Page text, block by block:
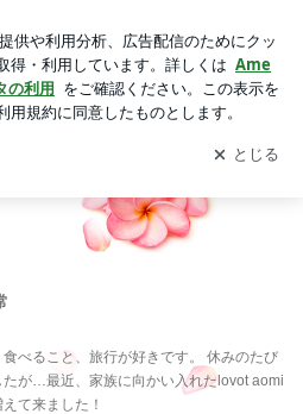
ブログの更新通知
を受け取りまし
開く
べること、旅行が好きです。 休みのたび
が…最近、家族に向かい入れたlovot aomi
て来ました！